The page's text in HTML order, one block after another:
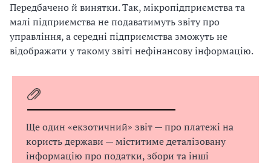
Передбачено й винятки. Так, мікропідприємства та
малі підприємства не подаватимуть звіту про
управління, а середні підприємства зможуть не
відображати у такому звіті нефінансову інформацію.
Ще один «екзотичний» звіт — про платежі на
користь держави — міститиме деталізовану
інформацію про податки, збори та інші